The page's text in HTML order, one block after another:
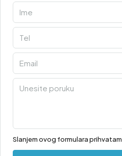
Slanjem ovog formulara prihvatam